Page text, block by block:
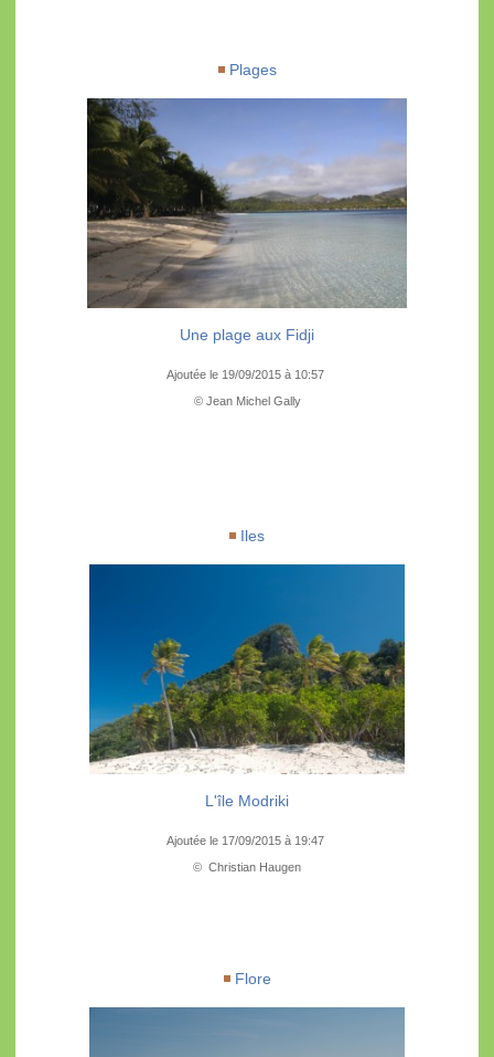
Plages
Une plage aux Fidji
Ajoutée le 19/09/2015 à 10:57
© Jean Michel Gally
Iles
L'île Modriki
Ajoutée le 17/09/2015 à 19:47
© Christian Haugen
Flore